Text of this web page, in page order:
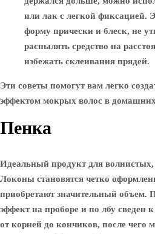
или лак с легкой фиксацией.
форму прически и блеск, не
распылять средство на
избежать склеивания прядей.
Эти советы помогут вам легко
эффектом мокрых волос в
Пенка
Идеальный продукт для
Локоны становятся четко
приобретают значительный объем.
эффект на проборе и по лбу сведен
от корней до кончиков, после чего